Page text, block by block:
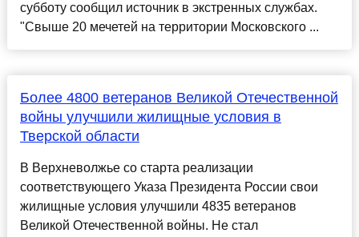
субботу сообщил источник в экстренных службах.
"Свыше 20 мечетей на территории Московского ...
Более 4800 ветеранов Великой Отечественной
войны улучшили жилищные условия в
Тверской области
В Верхневолжье со старта реализации
соответствующего Указа Президента России свои
жилищные условия улучшили 4835 ветеранов
Великой Отечественной войны. Не стал